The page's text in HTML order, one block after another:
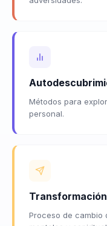
Métodos para
personal.
Proceso de cambio